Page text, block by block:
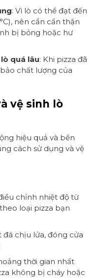
: Vì lò có thể đạt đến
nên cần cẩn thận
bị bỏng hoặc hư
quá lâu: Khi pizza đã
chất lượng của
vệ sinh lò
hiệu quả và bền
cách sử dụng và vệ
chỉnh nhiệt độ từ
loại pizza bạn
chịu lửa, đóng cửa
thời gian nhất
không bị cháy hoặc